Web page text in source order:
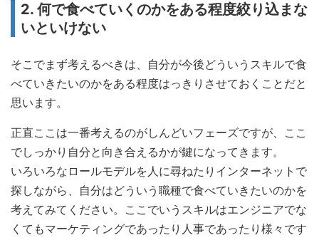
2. 何で食べていくのかをある程度絞り込まな
いといけない
そこでまず考えるべきは、自分が今後どういうスキルで食
べていきたいのかをある程度はっきりさせておくことだと
思います。
正直ここは一番考えるのがしんどいフェーズですが、ここ
でしっかり自分と向き合えるかが鍵になってきます。
いろいろなロールモデルを人に尋ねたりインターネットで
探しながら、自分はどういう職種で食べていきたいのかを
考えてみてください。ここでいうスキルはエンジニアでな
くてもマーケティングであったり人事であったり様々です